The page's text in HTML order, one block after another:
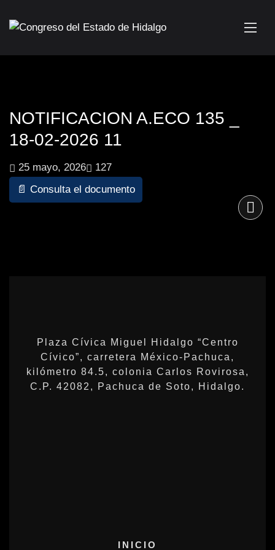
NOTIFICACION A.ECO 135 _
18-02-2026 11
25 mayo, 2026
127
📄 Consulta el documento
Plaza Cívica Miguel Hidalgo “Centro
Cívico”, carretera México-Pachuca,
kilómetro 84.5, colonia Carlos Rovirosa,
C.P. 42082, Pachuca de Soto, Hidalgo.
INICIO